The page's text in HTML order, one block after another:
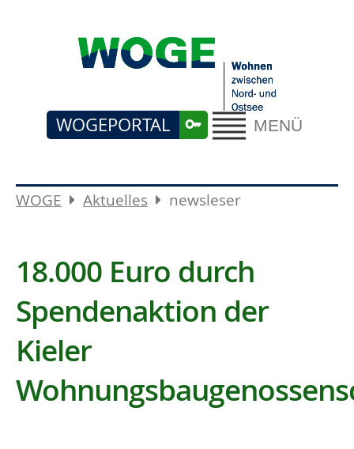
MENÜ
WOGEPORTAL
WOGE Aktuelles newsleser
18.000 Euro durch
Spendenaktion der
Kieler